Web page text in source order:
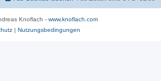
Knoflach - www.knoflach.com
| Nutzungsbedingungen